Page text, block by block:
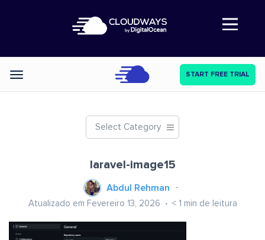
Abre a navegação
Categories START FREE TRIAL
Select Category
laravel-image15
Abdul Rehman
Atualizado em Fevereiro 13, 2026 < 1 min de leitura